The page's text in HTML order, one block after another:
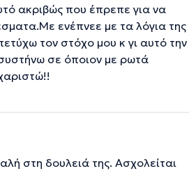
ακριβώς που έπρεπε για να
ενέπνεε με τα λόγια της
τον στόχο μου κ γι αυτό την
σε όποιον με ρωτά
στη δουλειά της. Ασχολείται